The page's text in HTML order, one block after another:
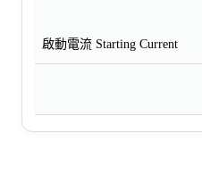
啟動電流 Starting Current